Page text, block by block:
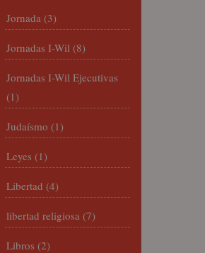
Jornada (3)
Jornadas I-Wil (8)
Jornadas I-Wil Ejecutivas
(1)
Judaísmo (1)
Leyes (1)
Libertad (4)
libertad religiosa (7)
Libros (2)